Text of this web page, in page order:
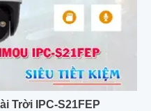
Trời IPC-S21FEP